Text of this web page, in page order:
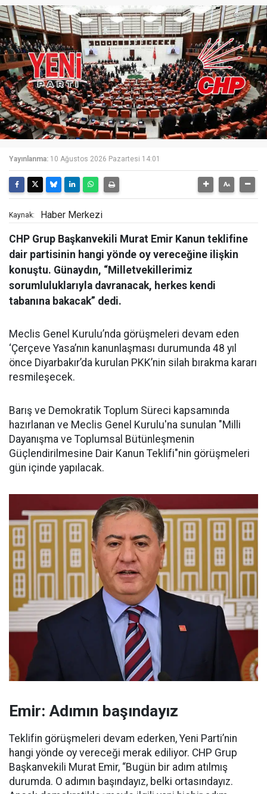
Yayınlanma: 10 Ağustos 2026 Pazartesi 14:01
Kaynak: Haber Merkezi
CHP Grup Başkanvekili Murat Emir Kanun teklifine
dair partisinin hangi yönde oy vereceğine ilişkin
konuştu. Günaydın, “Milletvekillerimiz
sorumluluklarıyla davranacak, herkes kendi
tabanına bakacak” dedi.
Meclis Genel Kurulu’nda görüşmeleri devam eden
‘Çerçeve Yasa’nın kanunlaşması durumunda 48 yıl
önce Diyarbakır’da kurulan PKK’nin silah bırakma kararı
resmileşecek.
Barış ve Demokratik Toplum Süreci kapsamında
hazırlanan ve Meclis Genel Kurulu'na sunulan "Milli
Dayanışma ve Toplumsal Bütünleşmenin
Güçlendirilmesine Dair Kanun Teklifi"nin görüşmeleri
gün içinde yapılacak.
Emir: Adımın başındayız
Teklifin görüşmeleri devam ederken, Yeni Parti’nin
hangi yönde oy vereceği merak ediliyor. CHP Grup
Başkanvekili Murat Emir, “Bugün bir adım atılmış
durumda. O adımın başındayız, belki ortasındayız.